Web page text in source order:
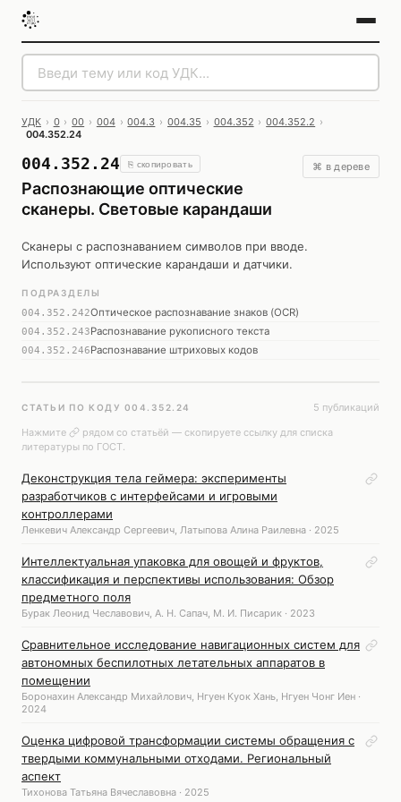
УДК › 0 › 00 › 004 › 004.3 › 004.35 › 004.352 › 004.352.2 ›
004.352.24
004.352.24 ⎘ скопировать
Распознающие оптические
сканеры. Световые карандаши
⌘ в дереве
Сканеры с распознаванием символов при вводе.
Используют оптические карандаши и датчики.
ПОДРАЗДЕЛЫ
004.352.242Оптическое распознавание знаков (OCR)
004.352.243Распознавание рукописного текста
004.352.246Распознавание штриховых кодов
СТАТЬИ ПО КОДУ 004.352.24
5 публикаций
Нажмите
рядом со статьёй — скопируете ссылку для списка
литературы по ГОСТ.
Деконструкция тела геймера: эксперименты
разработчиков с интерфейсами и игровыми
контроллерами
Ленкевич Александр Сергеевич, Латыпова Алина Раилевна · 2025
Интеллектуальная упаковка для овощей и фруктов,
классификация и перспективы использования: Обзор
предметного поля
Бурак Леонид Чеславович, А. Н. Сапач, М. И. Писарик · 2023
Сравнительное исследование навигационных систем для
автономных беспилотных летательных аппаратов в
помещении
Боронахин Александр Михайлович, Нгуен Куок Хань, Нгуен Чонг Иен ·
2024
Оценка цифровой трансформации системы обращения с
твердыми коммунальными отходами. Региональный
аспект
Тихонова Татьяна Вячеславовна · 2025